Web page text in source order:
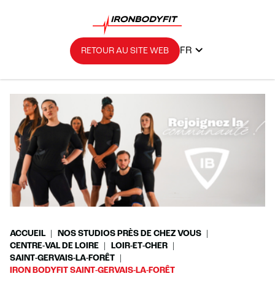
RETOUR AU SITE WEB FR
ACCUEIL
NOS STUDIOS PRÈS DE CHEZ VOUS
CENTRE-VAL DE LOIRE
LOIR-ET-CHER
SAINT-GERVAIS-LA-FORÊT
IRON BODYFIT SAINT-GERVAIS-LA-FORÊT